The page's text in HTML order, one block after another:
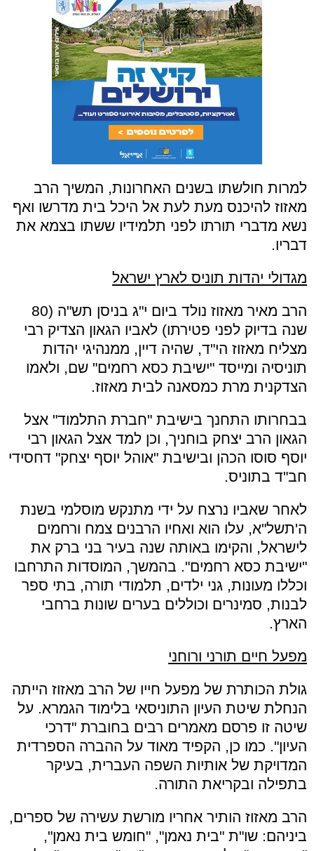
למרות חולשתו בשנים האחרונות, המשיך הרב
מאזוז להיכנס מעת לעת אל היכל בית מדרשו ואף
נשא מדברי תורתו לפני תלמידיו ששתו בצמא את
דבריו.
מגדולי יהדות תוניס לארץ ישראל
הרב מאיר מאזוז נולד ביום י"ג בניסן תש"ה (80
שנה בדיוק לפני פטירתו) לאביו הגאון הצדיק רבי
מצליח מאזוז הי"ד, שהיה דיין, ממנהיגי יהדות
תוניסיה ומייסד "ישיבת כסא רחמים" שם, ולאמו
הצדקנית מרת כמסאנה לבית מאזוז.
בבחרותו התחנך בישיבת "חברת התלמוד" אצל
הגאון הרב יצחק בוחניך, וכן למד אצל הגאון רבי
יוסף סוסו הכהן ובישיבת "אוהל יוסף יצחק" דחסידי
חב"ד בתוניס.
לאחר שאביו נרצח על ידי מתנקש מוסלמי בשנת
ה'תשל"א, עלו הוא ואחיו הרבנים צמח ורחמים
לישראל, והקימו באותה שנה בעיר בני ברק את
"ישיבת כסא רחמים". בהמשך, המוסדות התרחבו
וכללו מעונות, גני ילדים, תלמודי תורה, בתי ספר
לבנות, סמינרים וכוללים בערים שונות ברחבי
הארץ.
מפעל חיים תורני ורוחני
גולת הכותרת של מפעל חייו של הרב מאזוז הייתה
הנחלת שיטת העיון התוניסאי בלימוד הגמרא. על
שיטה זו פרסם מאמרים רבים בחוברת "דרכי
העיון". כמו כן, הקפיד מאוד על ההברה הספרדית
המדויקת של אותיות השפה העברית, בעיקר
בתפילה ובקריאת התורה.
הרב מאזוז הותיר אחריו מורשת עשירה של ספרים,
ביניהם: שו"ת "בית נאמן", "חומש בית נאמן",